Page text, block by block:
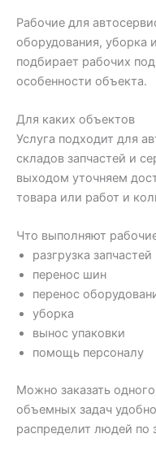
Рабочие для
оборудования, уборка
подбирает рабочих
особенности объекта.
Для каких объектов
Услуга подходит для
складов запчастей и
выходом уточняем
товара или работ и
Что выполняют
разгрузка запчастей
перенос шин
перенос
уборка
вынос упаковки
помощь персоналу
Можно заказать
объемных задач
распределит людей по